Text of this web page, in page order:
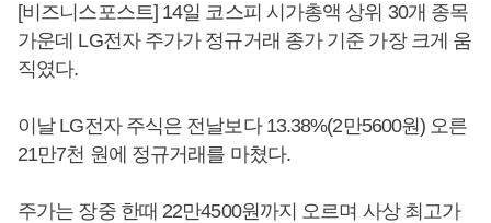
[비즈니스포스트] 14일 코스피 시가총액 상위 30개 종목
가운데 LG전자 주가가 정규거래 종가 기준 가장 크게 움
직였다.
이날 LG전자 주식은 전날보다 13.38%(2만5600원) 오른
21만7천 원에 정규거래를 마쳤다.
주가는 장중 한때 22만4500원까지 오르며 사상 최고가